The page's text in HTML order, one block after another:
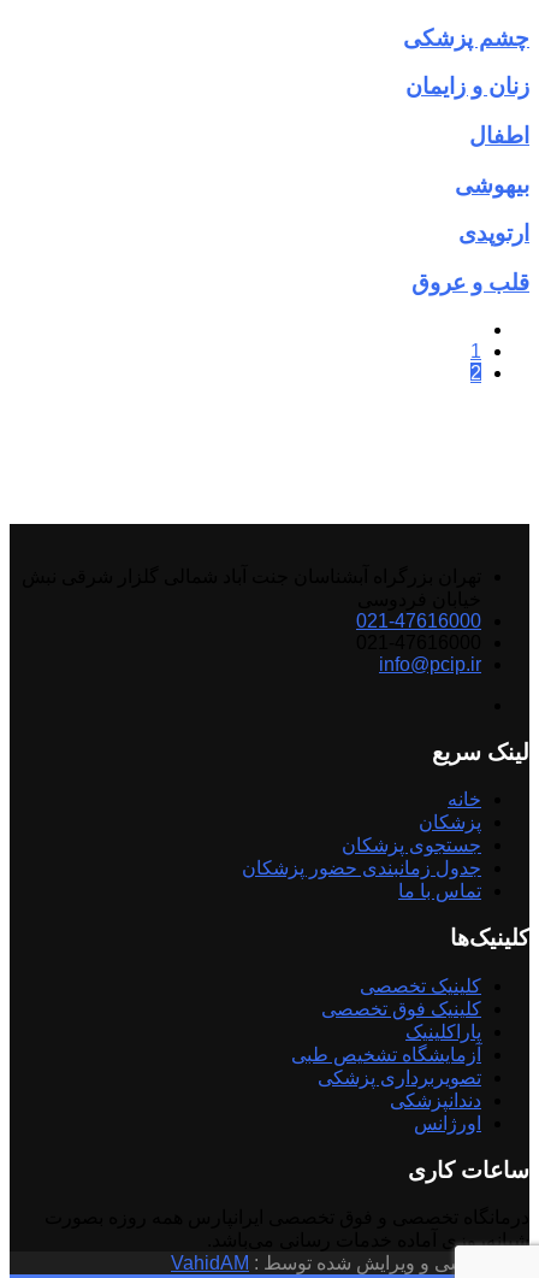
چشم پزشکی
زنان و زایمان
اطفال
بیهوشی
ارتوپدی
قلب و عروق
1
2
021-47616000
info@pcip.ir
لینک سریع
خانه
پزشکان
جستجوی پزشکان
جدول زمانبندی حضور پزشکان
تماس با ما
کلینیک‌ها
کلینیک تخصصی
کلینیک فوق تخصصی
پاراکلینیک
آزمایشگاه تشخیص طبی
تصویربرداری پزشکی
دندانپزشکی
اورژانس
ساعات کاری
شبانه‌روزی آماده خدمات رسانی می‌باشد.
© کد نویسی و ویرایش شده توسط : VahidAM